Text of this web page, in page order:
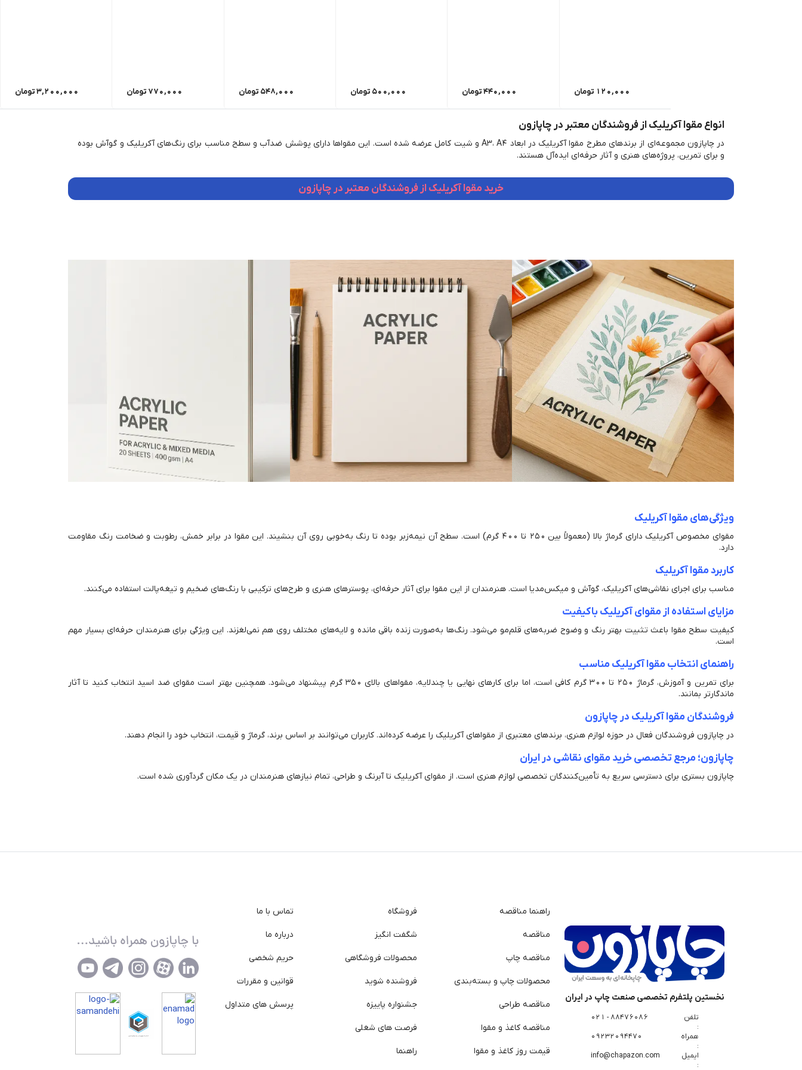
120,000 تومان 440,000تومان 500,000 تومان 548,000 تومان 770,000 تومان 3,200,000تومان
انواع مقوا آکریلیک از فروشندگان معتبر در چاپازون
در چاپازون مجموعه‌ای از برندهای مطرح مقوا آکریلیک در ابعاد A3، A4 و شیت کامل عرضه شده است. این مقواها دارای پوشش ضدآب و سطح مناسب برای رنگ‌های آکریلیک و گوآش بوده
و برای تمرین، پروژه‌های هنری و آثار حرفه‌ای ایده‌آل هستند.
خرید مقوا آکریلیک از فروشندگان معتبر در چاپازون
ویژگی‌های مقوا آکریلیک
مقوای مخصوص آکریلیک دارای گرماژ بالا (معمولاً بین 250 تا 400 گرم) است. سطح آن نیمه‌زبر بوده تا رنگ به‌خوبی روی آن بنشیند. این مقوا در برابر خمش، رطوبت و ضخامت رنگ مقاومت
دارد.
کاربرد مقوا آکریلیک
مناسب برای اجرای نقاشی‌های آکریلیک، گوآش و میکس‌مدیا است. هنرمندان از این مقوا برای آثار حرفه‌ای، پوسترهای هنری و طرح‌های ترکیبی با رنگ‌های ضخیم و تیغه‌پالت استفاده می‌کنند.
مزایای استفاده از مقوای آکریلیک باکیفیت
کیفیت سطح مقوا باعث تثبیت بهتر رنگ و وضوح ضربه‌های قلم‌مو می‌شود. رنگ‌ها به‌صورت زنده باقی مانده و لایه‌های مختلف روی هم نمی‌لغزند. این ویژگی برای هنرمندان حرفه‌ای بسیار مهم
است.
راهنمای انتخاب مقوا آکریلیک مناسب
برای تمرین و آموزش، گرماژ 250 تا 300 گرم کافی است، اما برای کارهای نهایی یا چندلایه، مقواهای بالای 350 گرم پیشنهاد می‌شود. همچنین بهتر است مقوای ضد اسید انتخاب کنید تا آثار
ماندگارتر بمانند.
فروشندگان مقوا آکریلیک در چاپازون
در چاپازون فروشندگان فعال در حوزه لوازم هنری، برندهای معتبری از مقواهای آکریلیک را عرضه کرده‌اند. کاربران می‌توانند بر اساس برند، گرماژ و قیمت، انتخاب خود را انجام دهند.
چاپازون؛ مرجع تخصصی خرید مقوای نقاشی در ایران
چاپازون بستری برای دسترسی سریع به تأمین‌کنندگان تخصصی لوازم هنری است. از مقوای آکریلیک تا آبرنگ و طراحی، تمام نیازهای هنرمندان در یک مکان گردآوری شده است.
نخستین پلتفرم تخصصی صنعت چاپ در ایران
تلفن
:
88476086 - 021
همراه
:
09232094470
ایمیل
:
info@chapazon.com
راهنما مناقصه
مناقصه
مناقصه چاپ
محصولات چاپ و بسته‌بندی
مناقصه طراحی
مناقصه کاغذ و مقوا
قیمت روز کاغذ و مقوا
فروشگاه
شگفت انگیز
محصولات فروشگاهی
فروشنده شوید
جشنواره پاییزه
فرصت های شغلی
راهنما
تماس با ما
درباره ما
حریم شخصی
قوانین و مقررات
پرسش های متداول